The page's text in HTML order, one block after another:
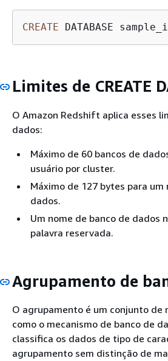
CREATE DATABASE
Limites de CREATE
O Amazon Redshift aplica esses
dados:
Máximo de 60 bancos de
usuário por cluster.
Máximo de 127 bytes para um
dados.
Um nome de banco de dados
palavra reservada.
Agrupamento de
O agrupamento é um conjunto de
como o mecanismo de banco de
classifica os dados de tipo de
agrupamento sem distinção de